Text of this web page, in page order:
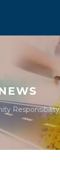
Responsibility